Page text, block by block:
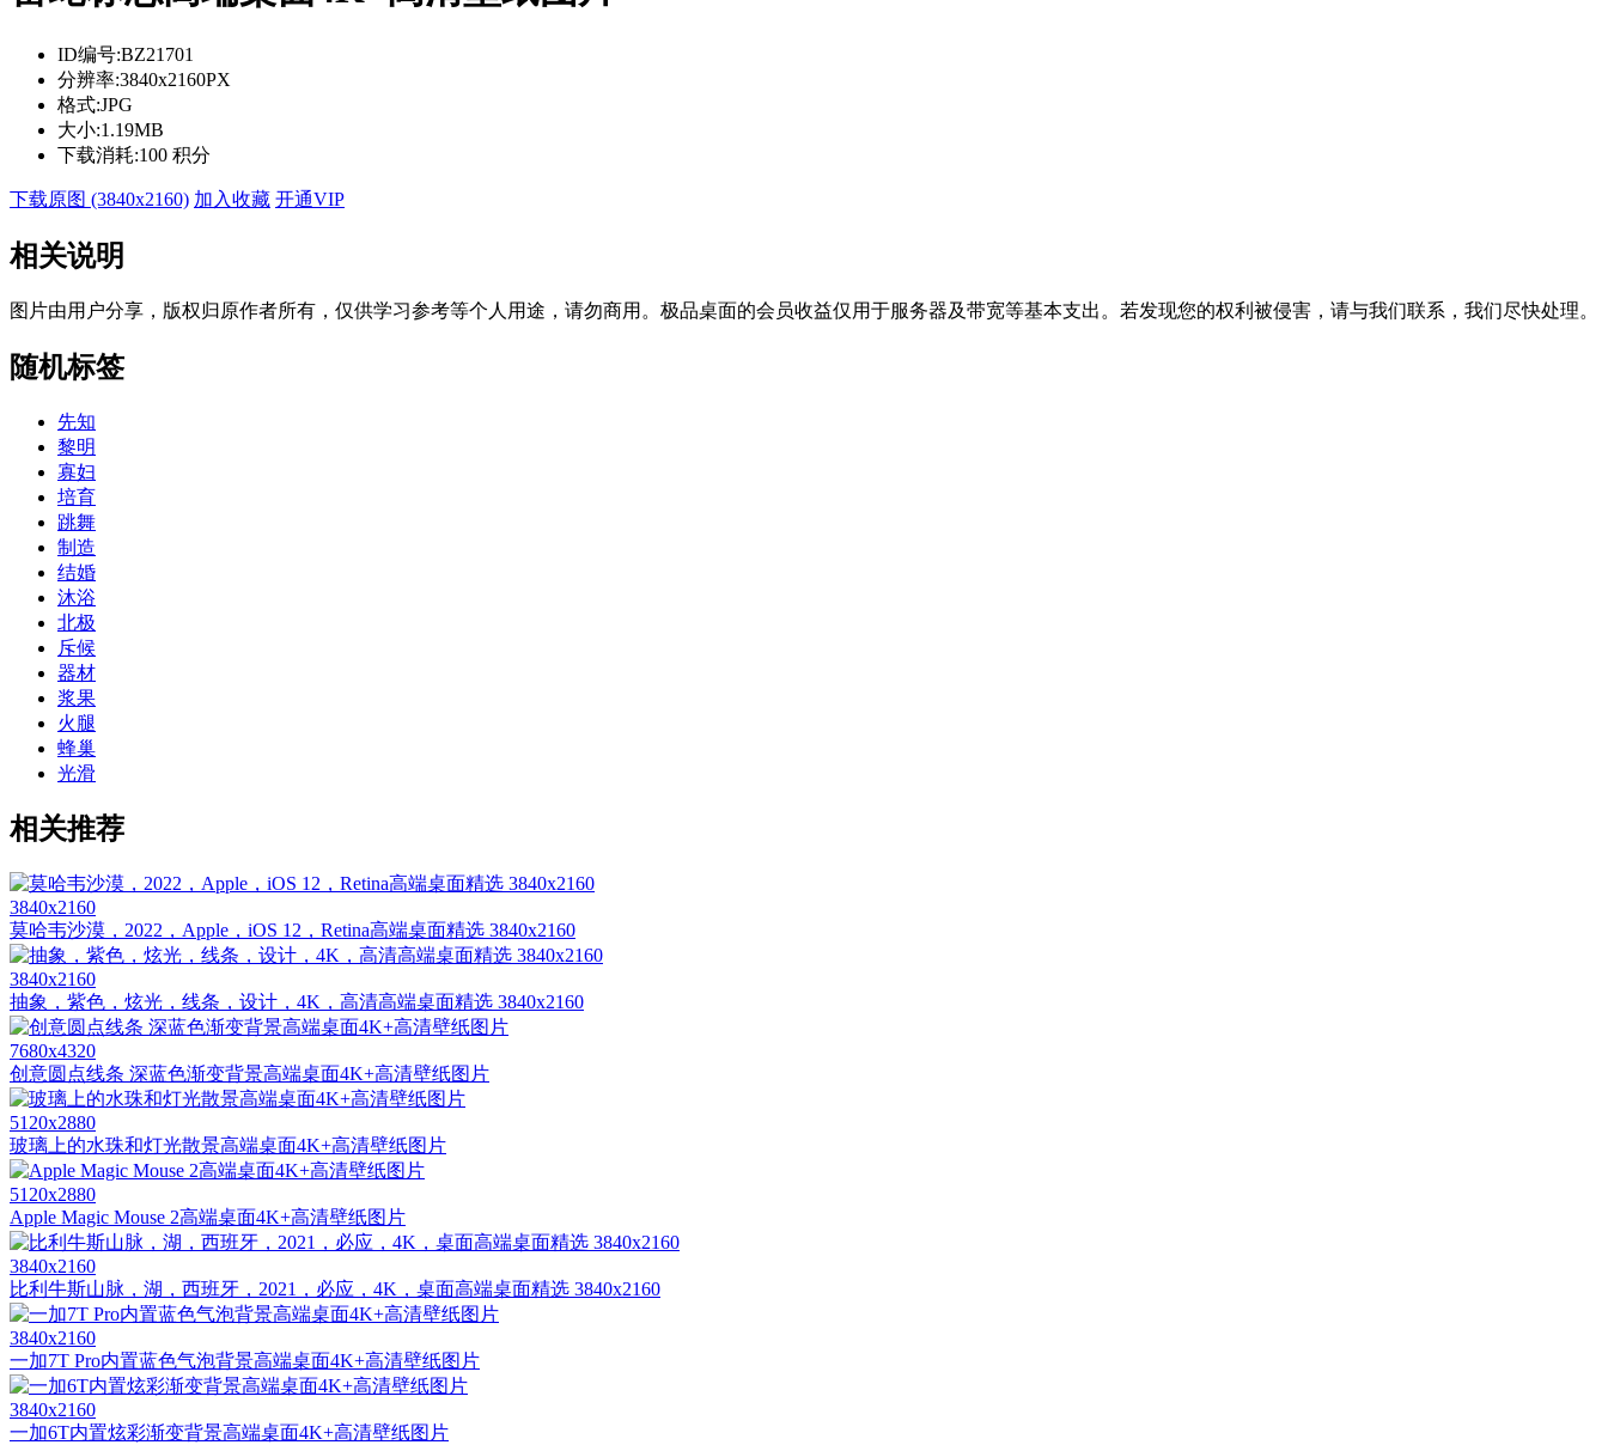
ID编号:BZ21701
分辨率:3840x2160PX
格式:JPG
大小:1.19MB
下载消耗:100 积分
下载原图 (3840x2160) 加入收藏 开通VIP
相关说明
图片由用户分享，版权归原作者所有，仅供学习参考等个人用途，请勿商用。极品桌面的会员收益仅用于服务器及带宽等基本支出。若发现您的权利被侵害，请与我们联系，我们尽快处理。
随机标签
先知
黎明
寡妇
培育
跳舞
制造
结婚
沐浴
北极
斥候
器材
浆果
火腿
蜂巢
光滑
相关推荐
3840x2160
莫哈韦沙漠，2022，Apple，iOS 12，Retina高端桌面精选 3840x2160
3840x2160
抽象，紫色，炫光，线条，设计，4K，高清高端桌面精选 3840x2160
7680x4320
创意圆点线条 深蓝色渐变背景高端桌面4K+高清壁纸图片
5120x2880
玻璃上的水珠和灯光散景高端桌面4K+高清壁纸图片
5120x2880
Apple Magic Mouse 2高端桌面4K+高清壁纸图片
3840x2160
比利牛斯山脉，湖，西班牙，2021，必应，4K，桌面高端桌面精选 3840x2160
3840x2160
一加7T Pro内置蓝色气泡背景高端桌面4K+高清壁纸图片
3840x2160
一加6T内置炫彩渐变背景高端桌面4K+高清壁纸图片